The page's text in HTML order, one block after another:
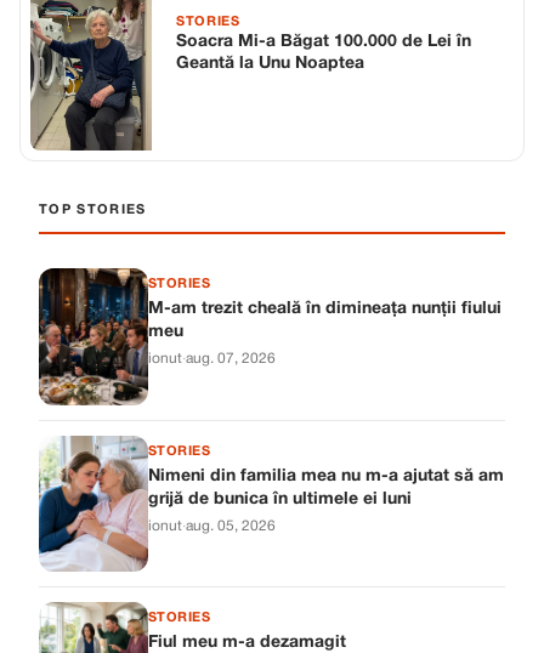
STORIES
Soacra Mi-a Băgat 100.000 de Lei în
Geantă la Unu Noaptea
TOP STORIES
STORIES
M-am trezit cheală în dimineața nunții fiului
meu
ionut·aug. 07, 2026
STORIES
Nimeni din familia mea nu m-a ajutat să am
grijă de bunica în ultimele ei luni
ionut·aug. 05, 2026
STORIES
Fiul meu m-a dezamagit